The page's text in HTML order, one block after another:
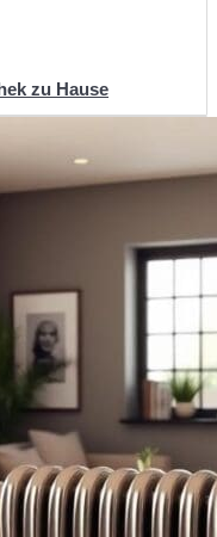
zu Hause